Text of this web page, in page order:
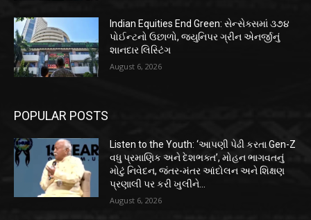
Indian Equities End Green: સેન્સેક્સમાં ૩૭૪
પોઈન્ટનો ઉછાળો, જ્યુનિપર ગ્રીન એનર્જીનું
શાનદાર લિસ્ટિંગ
August 6, 2026
POPULAR POSTS
Listen to the Youth: ‘આપણી પેઢી કરતા Gen-Z
વધુ પ્રમાણિક અને દેશભક્ત’, મોહન ભાગવતનું
મોટું નિવેદન, જંતર-મંતર આંદોલન અને શિક્ષણ
પ્રણાલી પર કરી ખુલીને...
August 6, 2026